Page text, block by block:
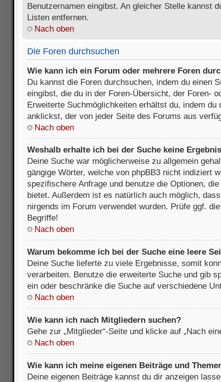
Benutzernamen eingibst. An gleicher Stelle kannst
Listen entfernen.
Nach oben
Die Foren durchsuchen
Wie kann ich ein Forum oder mehrere Foren
Du kannst die Foren durchsuchen, indem du einen
eingibst, die du in der Foren-Übersicht, der Foren-
Erweiterte Suchmöglichkeiten erhältst du, indem du
anklickst, der von jeder Seite des Forums aus
Nach oben
Weshalb erhalte ich bei der Suche keine
Deine Suche war möglicherweise zu allgemein
gängige Wörter, welche von phpBB3 nicht indiziert
spezifischere Anfrage und benutze die Optionen,
bietet. Außerdem ist es natürlich auch möglich,
nirgends im Forum verwendet wurden. Prüfe ggf.
Begriffe!
Nach oben
Warum bekomme ich bei der Suche eine leere
Deine Suche lieferte zu viele Ergebnisse, somit
verarbeiten. Benutze die erweiterte Suche und gib
ein oder beschränke die Suche auf verschiedene
Nach oben
Wie kann ich nach Mitgliedern suchen?
Gehe zur „Mitglieder“-Seite und klicke auf „Nach
Nach oben
Wie kann ich meine eigenen Beiträge und
Deine eigenen Beiträge kannst du dir anzeigen